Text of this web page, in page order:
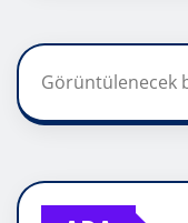
Görüntülenecek